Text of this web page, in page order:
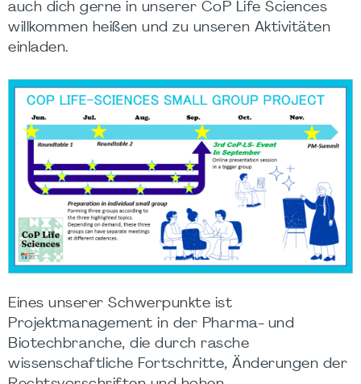
auch dich gerne in unserer CoP Life Sciences
willkommen heißen und zu unseren Aktivitäten
einladen.
Eines unserer Schwerpunkte ist
Projektmanagement in der Pharma- und
Biotechbranche, die durch rasche
wissenschaftliche Fortschritte, Änderungen der